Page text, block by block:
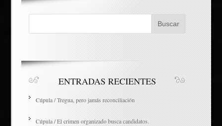
ENTRADAS RECIENTES
Cúpula / Tregua, pero jamás reconciliación
Cúpula / El crimen organizado busca candidatos.